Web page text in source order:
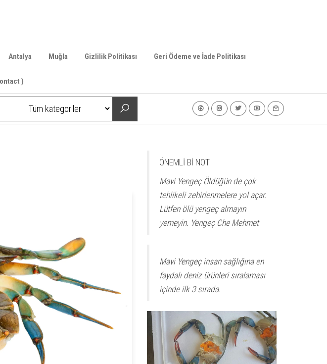
Antalya Muğla Gizlilik Politikası Geri Ödeme ve İade Politikası
)
ÖNEMLİ Bİ NOT
Mavi Yengeç Öldüğün de çok
tehlikeli zehirlenmelere yol açar.
Lütfen ölü yengeç almayın
yemeyin. Yengeç Che Mehmet
Mavi Yengeç insan sağlığına en
faydalı deniz ürünleri sıralaması
içinde ilk 3 sırada.